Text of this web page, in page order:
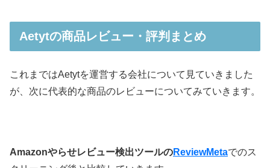
Aetytの商品レビュー・評判まとめ
これまではAetytを運営する会社について見ていきました
が、次に代表的な商品のレビューについてみていきます。
Amazonやらせレビュー検出ツールのReviewMetaでのス